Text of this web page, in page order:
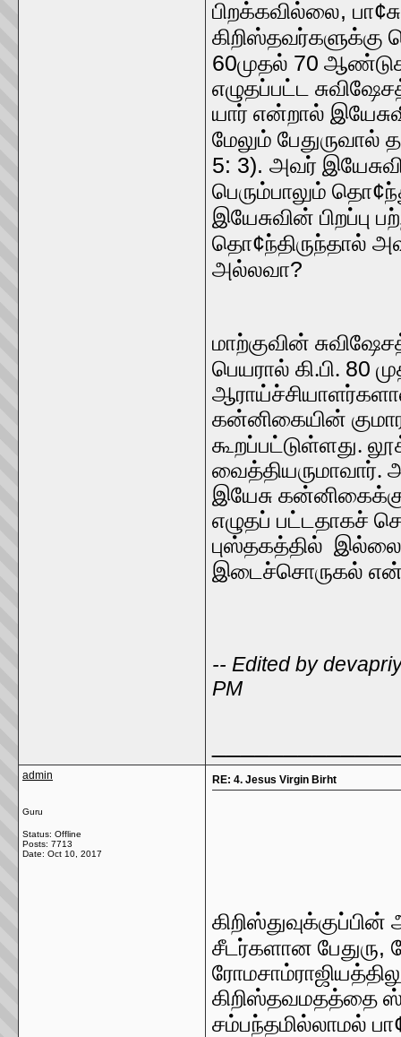
பிறக்கவில்லை, பா¢
கிறிஸ்தவர்களுக்கு
60முதல் 70
எழுதப்பட்ட
யார் என்றால்
மேலும்
5: 3). அவர்
பெரும்பாலும் தொ¢
இயேசுவின் பிறப்பு
தொ¢ந்திருந்தால்
அல்லவா?
மாற்குவின்
பெயரால் கி.பி. 80
கன்னிகையின்
கூறப்பட்டுள்ளது.
வைத்தியருமாவார்.
இயேசு
எழுதப் பட்டதாகச்
புஸ்தகத்தில்
இடைச்சொருகல்
-- Edited by
PM
admin
Guru
Status: Offline
Posts: 7713
Date: Oct 10, 2017
RE: 4. Jesus Virgin Birht
சீடர்களான பேதுரு,
கிறிஸ்தவமதத்தை
சம்பந்தமில்லாமல் பா